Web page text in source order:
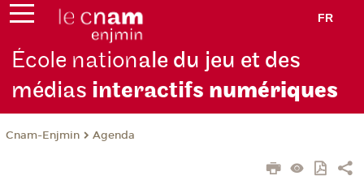
FR
École nationale du jeu et des
médias interactifs numériques
Cnam-Enjmin Agenda